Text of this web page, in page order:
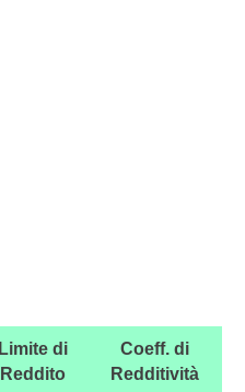
Limite di
Reddito
Coeff. di
Redditività